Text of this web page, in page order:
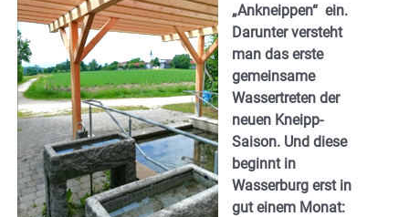
„Ankneippen“ ein.
Darunter versteht
man das erste
gemeinsame
Wassertreten der
neuen Kneipp-
Saison. Und diese
beginnt in
Wasserburg erst in
gut einem Monat: